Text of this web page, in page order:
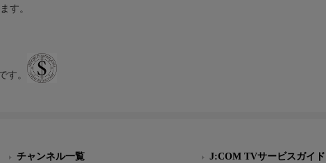
す。
す。
チャンネル一覧
J:COM TVサービスガイド